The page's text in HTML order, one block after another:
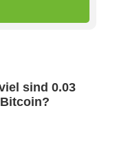
sind 0.03
Bitcoin?